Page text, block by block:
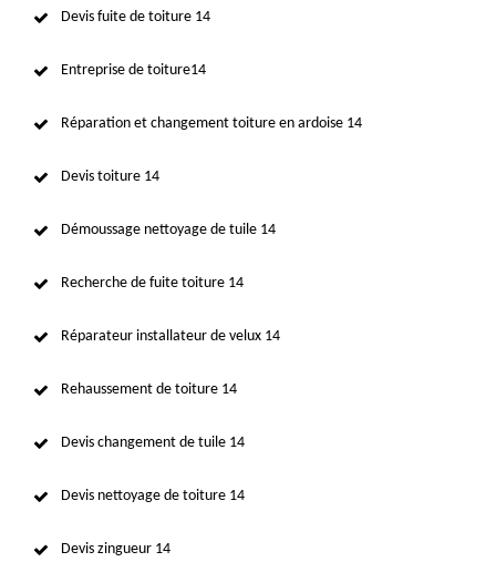
Devis fuite de toiture 14
Entreprise de toiture14
Réparation et changement toiture en ardoise 14
Devis toiture 14
Démoussage nettoyage de tuile 14
Recherche de fuite toiture 14
Réparateur installateur de velux 14
Rehaussement de toiture 14
Devis changement de tuile 14
Devis nettoyage de toiture 14
Devis zingueur 14